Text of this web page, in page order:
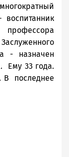
- назначен
Ему 33 года.
В последнее